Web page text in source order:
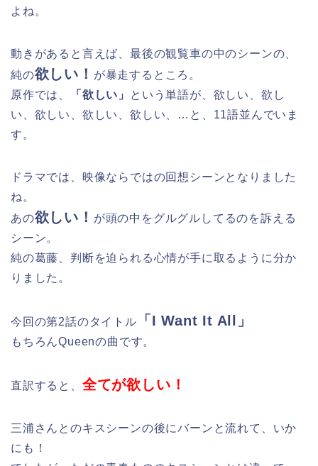
よね。
動きがあると言えば、最後の観覧車の中のシーンの、
純の欲しい！ が暴走するところ。
原作では、
「欲しい」
という単語が、欲しい、欲し
い、欲しい、欲しい、欲しい、…と、11語並んでいま
す。
ドラマでは、映像ならではの回想シーンとなりました
ね。
あの欲しい！ が頭の中をグルグルしてるのを訴える
シーン。
純の葛藤、判断を迫られる心情が手に取るように分か
りました。
今回の第2話のタイトル 「I Want It All」
もちろんQueenの曲です。
直訳すると、 全てが欲しい！
三浦さんとのキスシーンの後にバーンと流れて、いか
にも！